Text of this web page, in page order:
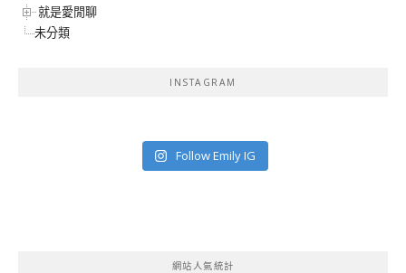
就是愛閒聊
未分類
INSTAGRAM
Follow Emily IG
網站人氣統計